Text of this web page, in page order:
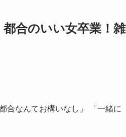
都合のいい女卒業！雑
合なんてお構いなし」 「一緒に